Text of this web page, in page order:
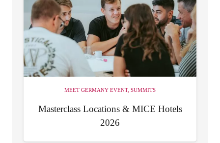
MEET GERMANY EVENT, SUMMITS
Masterclass Locations & MICE Hotels
2026